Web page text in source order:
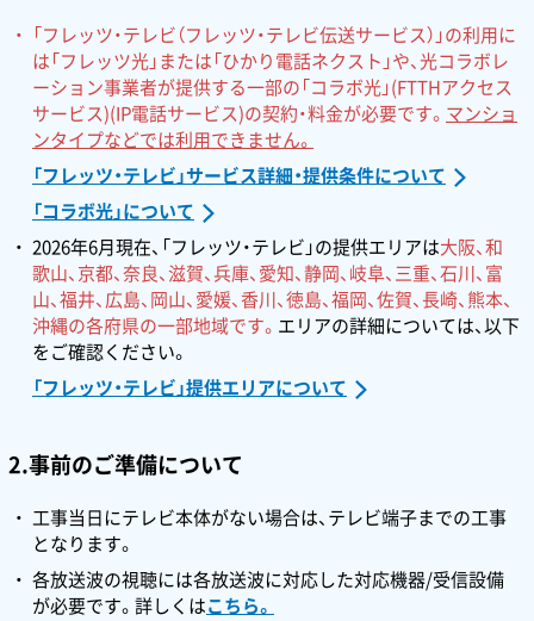
「フレッツ・テレビ（フレッツ・テレビ伝送サービス）」の利用に
は「フレッツ光」または「ひかり電話ネクスト」や、光コラボレ
ーション事業者が提供する一部の「コラボ光」(FTTHアクセス
サービス)(IP電話サービス)の契約・料金が必要です。 マンショ
ンタイプなどでは利用できません。
「フレッツ・テレビ」サービス詳細・提供条件について
「コラボ光」について
2026年6月現在、「フレッツ・テレビ」の提供エリアは大阪、和
歌山、京都、奈良、滋賀、兵庫、愛知、静岡、岐阜、三重、石川、富
山、福井、広島、岡山、愛媛、香川、徳島、福岡、佐賀、長崎、熊本、
沖縄の各府県の一部地域です。 エリアの詳細については、以下
をご確認ください。
「フレッツ・テレビ」提供エリアについて
2.事前のご準備について
工事当日にテレビ本体がない場合は、テレビ端子までの工事
となります。
各放送波の視聴には各放送波に対応した対応機器/受信設備
が必要です。詳しくはこちら。